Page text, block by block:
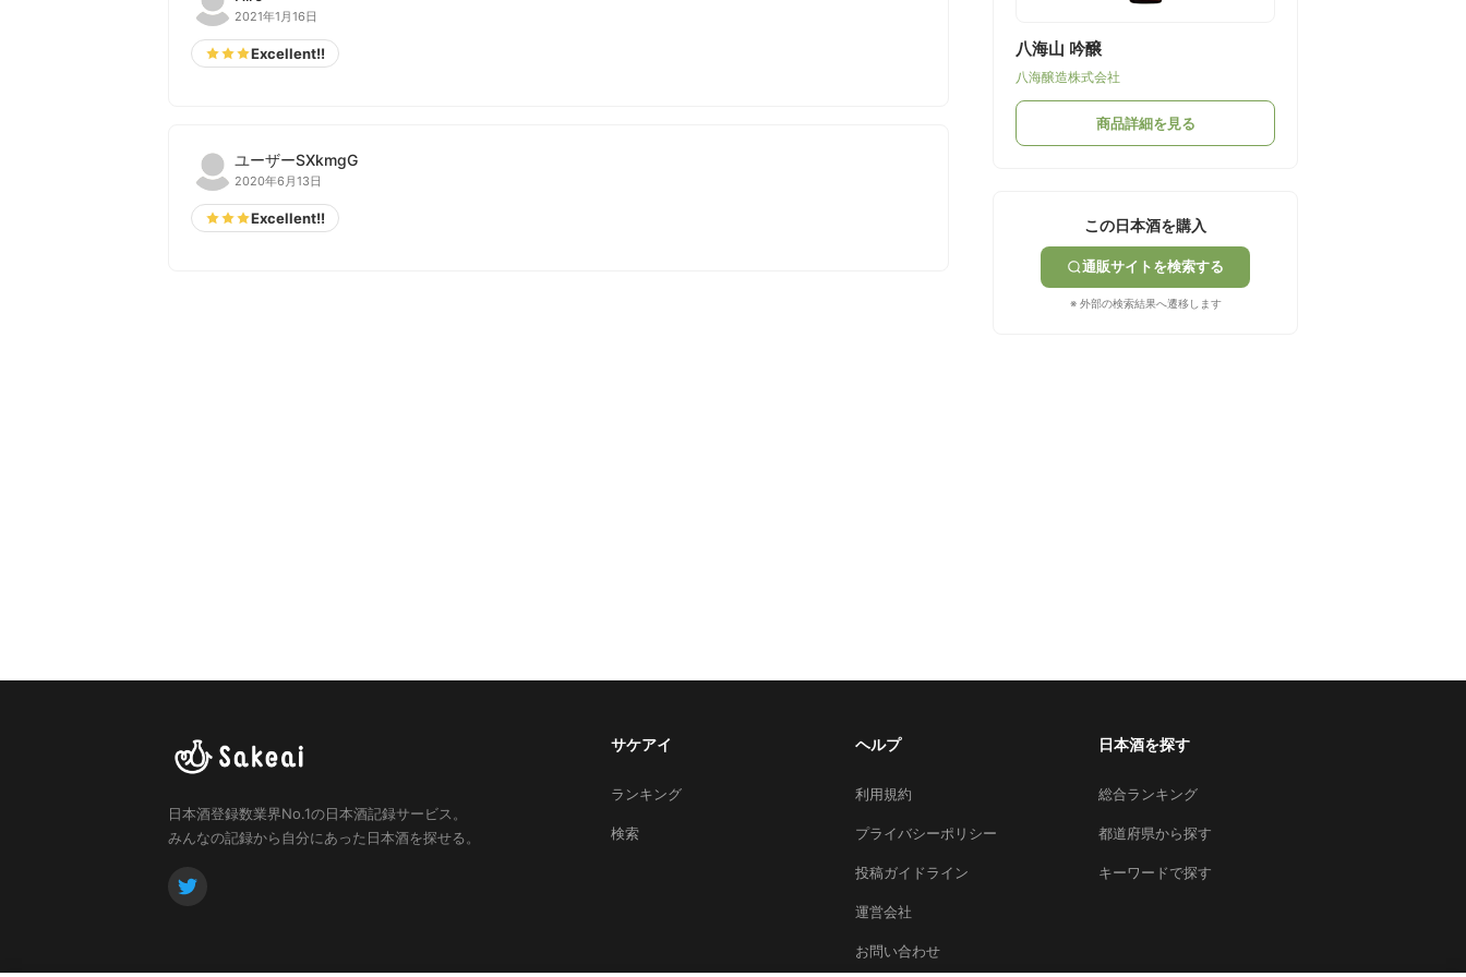
2021年1月16日
Excellent!!
ユーザーSXkmgG
2020年6月13日
Excellent!!
八海山 吟醸
八海醸造株式会社
商品詳細を見る
この日本酒を購入
通販サイトを検索する
※ 外部の検索結果へ遷移します
日本酒登録数業界No.1の日本酒記録サービス。
みんなの記録から自分にあった日本酒を探せる。
サケアイ
ランキング
検索
ヘルプ
利用規約
プライバシーポリシー
投稿ガイドライン
運営会社
お問い合わせ
日本酒を探す
総合ランキング
都道府県から探す
キーワードで探す